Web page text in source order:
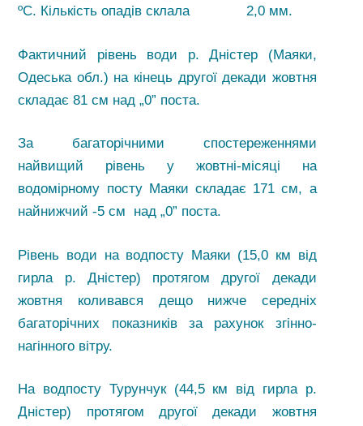
ºС. Кількість опадів склала 2,0 мм.
Фактичний рівень води р. Дністер (Маяки,
Одеська обл.) на кінець другої декади жовтня
складає 81 см над „0” поста.
За багаторічними спостереженнями
найвищий рівень у жовтні-місяці на
водомірному посту Маяки складає 171 см, а
найнижчий -5 см над „0” поста.
Рівень води на водпосту Маяки (15,0 км від
гирла р. Дністер) протягом другої декади
жовтня коливався дещо нижче середніх
багаторічних показників за рахунок згінно-
нагінного вітру.
На водпосту Турунчук (44,5 км від гирла р.
Дністер) протягом другої декади жовтня